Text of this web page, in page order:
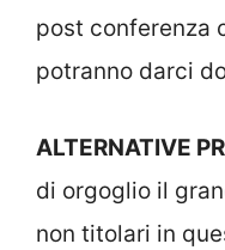
post conferenza
potranno darci
ALTERNATIVE
di orgoglio il
non titolari in